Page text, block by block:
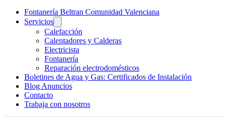
Fontanería Beltran Comunidad Valenciana
Servicios
Calefacción
Calentadores y Calderas
Electricista
Fontanería
Reparación electrodomésticos
Boletines de Agua y Gas: Certificados de Instalación
Blog Anuncios
Contacto
Trabaja con nosotros